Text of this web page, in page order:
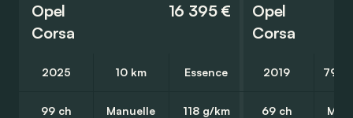
Opel
Corsa
16 395 €
2025 10 km Essence
99 ch Manuelle 118 g/km
Opel
Corsa
2019 79
69 ch